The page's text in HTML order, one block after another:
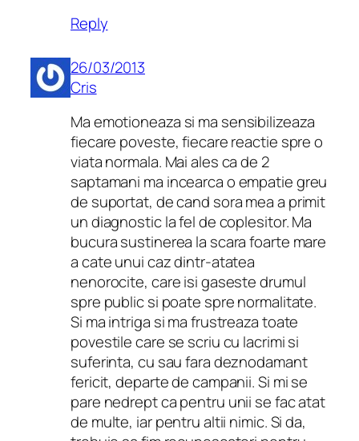
Reply
26/03/2013
Cris
Ma emotioneaza si ma sensibilizeaza
fiecare poveste, fiecare reactie spre o
viata normala. Mai ales ca de 2
saptamani ma incearca o empatie greu
de suportat, de cand sora mea a primit
un diagnostic la fel de coplesitor. Ma
bucura sustinerea la scara foarte mare
a cate unui caz dintr-atatea
nenorocite, care isi gaseste drumul
spre public si poate spre normalitate.
Si ma intriga si ma frustreaza toate
povestile care se scriu cu lacrimi si
suferinta, cu sau fara deznodamant
fericit, departe de campanii. Si mi se
pare nedrept ca pentru unii se fac atat
de multe, iar pentru altii nimic. Si da,